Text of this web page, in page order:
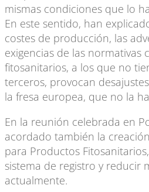
mismas condiciones que lo
En este sentido, han
costes de producción, las
exigencias de las normativas
fitosanitarios, a los que no
terceros, provocan
la fresa europea, que no la
En la reunión celebrada en
acordado también la
para Productos
sistema de registro y reducir
actualmente.